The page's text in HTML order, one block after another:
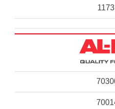
1173